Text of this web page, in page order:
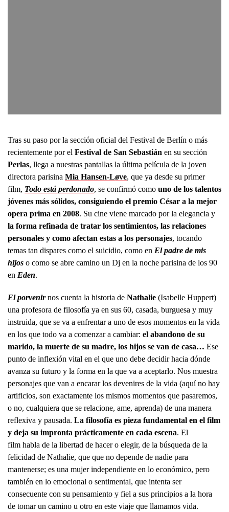
Tras su paso por la sección oficial del Festival de Berlín o más
recientemente por el Festival de San Sebastián en su sección
Perlas, llega a nuestras pantallas la última película de la joven
directora parisina Mia Hansen-Løve, que ya desde su primer
film, Todo está perdonado, se confirmó como uno de los talentos
jóvenes más sólidos, consiguiendo el premio César a la mejor
opera prima en 2008. Su cine viene marcado por la elegancia y
la forma refinada de tratar los sentimientos, las relaciones
personales y como afectan estas a los personajes, tocando
temas tan dispares como el suicidio, como en El padre de mis
hijos o como se abre camino un Dj en la noche parisina de los 90
en Eden.
El porvenirnos cuenta la historia de Nathalie (Isabelle Huppert)
una profesora de filosofía ya en sus 60, casada, burguesa y muy
instruida, que se va a enfrentar a uno de esos momentos en la vida
en los que todo va a comenzar a cambiar: el abandono de su
marido, la muerte de su madre, los hijos se van de casa… Ese
punto de inflexión vital en el que uno debe decidir hacia dónde
avanza su futuro y la forma en la que va a aceptarlo. Nos muestra
personajes que van a encarar los devenires de la vida (aquí no hay
artificios, son exactamente los mismos momentos que pasaremos,
o no, cualquiera que se relacione, ame, aprenda) de una manera
reflexiva y pausada. La filosofía es pieza fundamental en el film
y deja su impronta prácticamente en cada escena. El
film habla de la libertad de hacer o elegir, de la búsqueda de la
felicidad de Nathalie, que que no depende de nadie para
mantenerse; es una mujer independiente en lo económico, pero
también en lo emocional o sentimental, que intenta ser
consecuente con su pensamiento y fiel a sus principios a la hora
de tomar un camino u otro en este viaje que llamamos vida.